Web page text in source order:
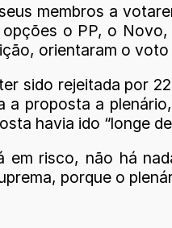
membros a
o PP, o
orientaram o
sido rejeitada por
a proposta a
havia ido “longe
em risco, não há
porque o